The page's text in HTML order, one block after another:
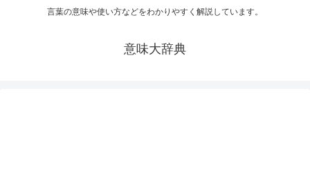
言葉の意味や使い方などをわかりやすく解説しています。
意味大辞典